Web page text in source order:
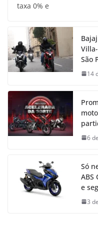
taxa 0% e
São
14
6
Só
ABS
e
3